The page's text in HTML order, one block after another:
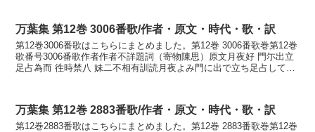
万葉集 第12巻 3006番歌/作者・原文・時代・歌・訳
第12巻3006番歌はこちらにまとめました。第12巻 3006番歌巻第12巻
歌番号3006番歌作者作者不詳題詞（寄物陳思）原文月夜好 門尓出立
足占為而 徃時禁八 妹二不相有訓読月夜よみ門に出で立ち足占して行
万葉集 第12巻 2883番歌/作者・原文・時代・歌・訳
第12巻2883番歌はこちらにまとめました。第12巻 2883番歌巻第12巻